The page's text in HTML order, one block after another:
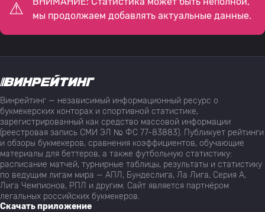
мы продолжаем добавлять актуальные данные.
Винрейтинг — независимый информационный ресурс о
букмекерских конторах и спортивной статистике,
зарегистрированный как средство массовой информации
(реестровая запись СМИ ЭЛ № ФС 77-83883). Публикует рейтинги
и обзоры букмекеров, сравнения коэффициентов, обучающие
материалы для беттеров, а также футбольную статистику:
расписание матчей, турнирные таблицы, результаты и статистику
по ведущим лигам мира — АПЛ, Бундеслига, Ла Лига, Серия А,
Лига Чемпионов, РПЛ и другим. Сайт является партнёром
легальных российских букмекеров.
Скачать приложение